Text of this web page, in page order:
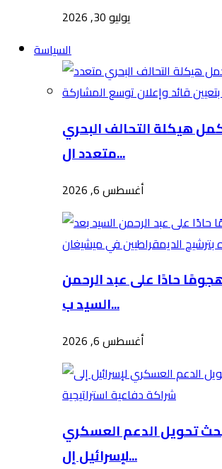
يوليو 30, 2026
السياسة
هيكلة التحالف البحري
متعدد ال...
أغسطس 6, 2026
حادًا على عبد الرحمن
السيد ب...
أغسطس 6, 2026
تحويل الدعم العسكري
لإسرائيل إل...